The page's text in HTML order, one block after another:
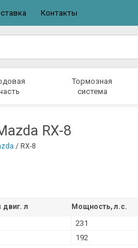
Контакты
Тормозная
система
RX-8
/ RX-8
л Мощность, л.с.
231
192